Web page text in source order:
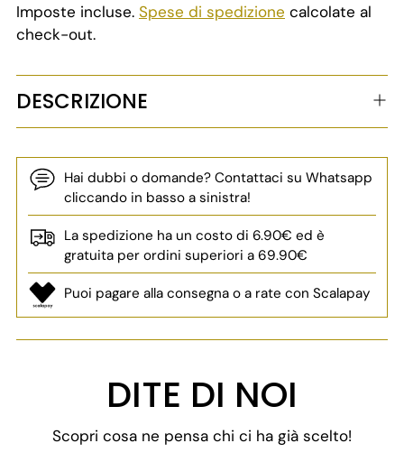
Imposte incluse. Spese di spedizione calcolate al
check-out.
DESCRIZIONE
Hai dubbi o domande? Contattaci su Whatsapp
cliccando in basso a sinistra!
La spedizione ha un costo di 6.90€ ed è
gratuita per ordini superiori a 69.90€
Puoi pagare alla consegna o a rate con Scalapay
carrello...
DITE DI NOI
Scopri cosa ne pensa chi ci ha già scelto!